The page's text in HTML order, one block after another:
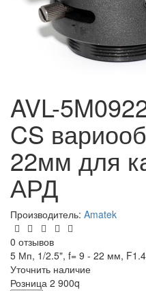
AVL-
CS
22мм для
АРД
Производитель: Amatek
0 отзывов
5 Мп, 1/2.5", f= 9 - 22 мм,
Уточнить наличие
Розница 2 900q